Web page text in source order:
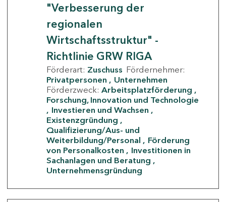
"Verbesserung der
regionalen
Wirtschaftsstruktur" -
Richtlinie GRW RIGA
Förderart: Zuschuss Fördernehmer:
Privatpersonen
Unternehmen
Förderzweck: Arbeitsplatzförderung
Forschung, Innovation und Technologie
Investieren und Wachsen
Existenzgründung
Qualifizierung/Aus- und
Weiterbildung/Personal
Förderung
von Personalkosten
Investitionen in
Sachanlagen und Beratung
Unternehmensgründung